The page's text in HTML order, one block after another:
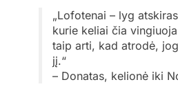
„Lofotenai – lyg
kurie keliai čia
taip arti, kad atrodė,
jį.“
– Donatas, kelionė iki